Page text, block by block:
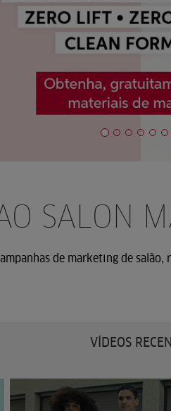
SALON
de marketing de
VÍDEOS